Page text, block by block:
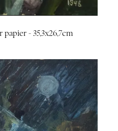
papier - 35,3x26,7cm